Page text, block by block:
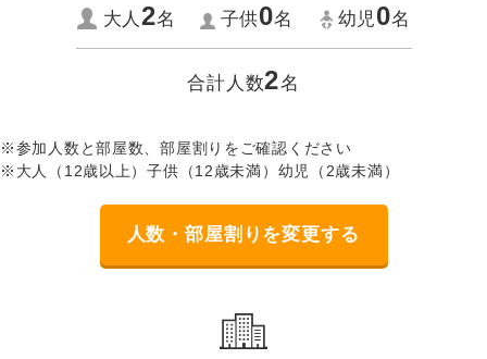
大人2名 子供0名 幼児0名
合計人数2名
※参加人数と部屋数、部屋割りをご確認ください
※大人（12歳以上）子供（12歳未満）幼児（2歳未満）
人数・部屋割りを変更する